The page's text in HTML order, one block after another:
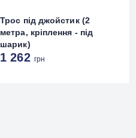
Трос під джойстик (2
метра, кріплення - під
шарик)
1 262 грн